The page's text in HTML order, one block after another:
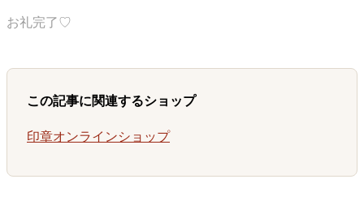
お礼完了♡
この記事に関連するショップ
印章オンラインショップ